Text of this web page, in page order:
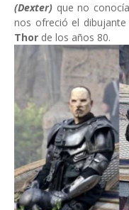
(Dexter) que no
nos ofreció el dibujante
Thor de los años 80.